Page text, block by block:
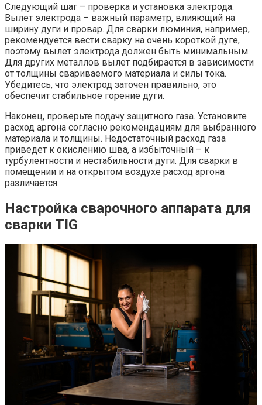
Следующий шаг – проверка и установка электрода.
Вылет электрода – важный параметр, влияющий на
ширину дуги и провар. Для сварки люминия, например,
рекомендуется вести сварку на очень короткой дуге,
поэтому вылет электрода должен быть минимальным.
Для других металлов вылет подбирается в зависимости
от толщины свариваемого материала и силы тока.
Убедитесь, что электрод заточен правильно, это
обеспечит стабильное горение дуги.
Наконец, проверьте подачу защитного газа. Установите
расход аргона согласно рекомендациям для выбранного
материала и толщины. Недостаточный расход газа
приведет к окислению шва, а избыточный – к
турбулентности и нестабильности дуги. Для сварки в
помещении и на открытом воздухе расход аргона
различается.
Настройка сварочного аппарата для
сварки TIG